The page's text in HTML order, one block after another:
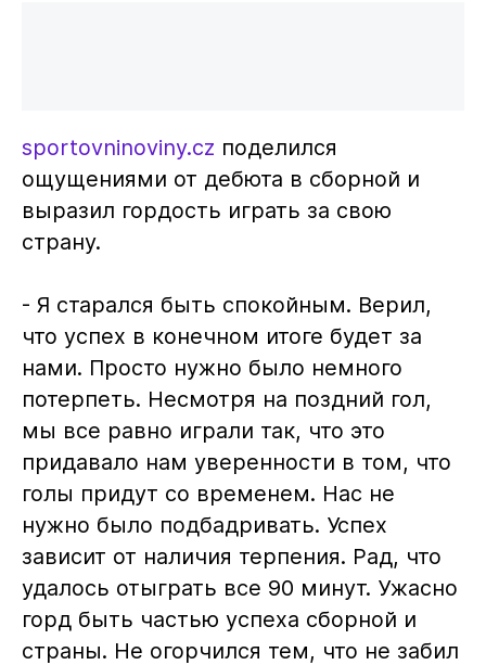
sportovninoviny.cz поделился
ощущениями от дебюта в сборной и
выразил гордость играть за свою
страну.
- Я старался быть спокойным. Верил,
что успех в конечном итоге будет за
нами. Просто нужно было немного
потерпеть. Несмотря на поздний гол,
мы все равно играли так, что это
придавало нам уверенности в том, что
голы придут со временем. Нас не
нужно было подбадривать. Успех
зависит от наличия терпения. Рад, что
удалось отыграть все 90 минут. Ужасно
горд быть частью успеха сборной и
страны. Не огорчился тем, что не забил